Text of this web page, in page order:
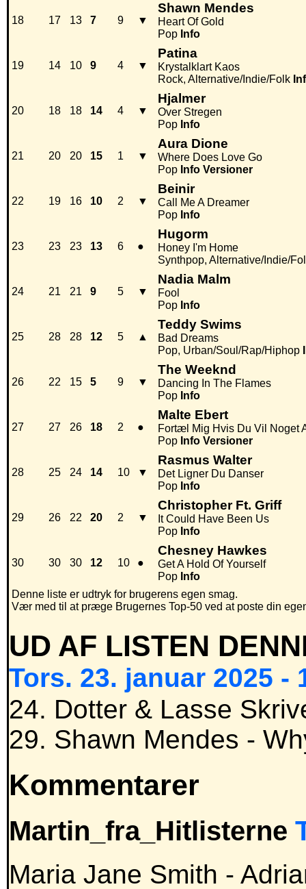
18 17 13 7 9 ▼
Shawn Mendes
Heart Of Gold
Pop Info
19 14 10 9 4 ▼
Patina
Krystalklart Kaos
Rock, Alternative/Indie/Folk
20 18 18 14 4 ▼
Hjalmer
Over Stregen
Pop Info
21 20 20 15 1 ▼
Aura Dione
Where Does Love Go
Pop Info Versioner
22 19 16 10 2 ▼
Beinir
Call Me A Dreamer
Pop Info
23 23 23 13 6 ●
Hugorm
Honey I'm Home
Synthpop, Alternative/Indie/
24 21 21 9 5 ▼
Nadia Malm
Fool
Pop Info
25 28 28 12 5 ▲
Teddy Swims
Bad Dreams
Pop, Urban/Soul/Rap/Hiphop
26 22 15 5 9 ▼
The Weeknd
Dancing In The Flames
Pop Info
27 27 26 18 2 ●
Malte Ebert
Fortæl Mig Hvis Du Vil Noget
Pop Info Versioner
28 25 24 14 10 ▼
Rasmus Walter
Det Ligner Du Danser
Pop Info
29 26 22 20 2 ▼
Christopher Ft. Griff
It Could Have Been Us
Pop Info
30 30 30 12 10 ●
Chesney Hawkes
Get A Hold Of Yourself
Pop Info
Denne liste er udtryk for brugerens egen smag.
Vær med til at præge Brugernes Top-50 ved at poste din
UD AF LISTEN
Tors. 23. januar 2025 -
24. Dotter & Lasse
29. Shawn Mendes -
Kommentarer
Martin_fra_Hitlisterne
Maria Jane Smith -